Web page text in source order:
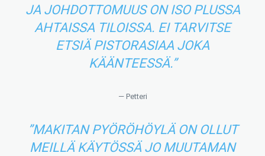
JA JOHDOTTOMUUS ON ISO PLUSSA
AHTAISSA TILOISSA. EI TARVITSE
ETSIÄ PISTORASIAA JOKA
KÄÄNTEESSÄ.”
— Petteri
”MAKITAN PYÖRÖHÖYLÄ ON OLLUT
MEILLÄ KÄYTÖSSÄ JO MUUTAMAN